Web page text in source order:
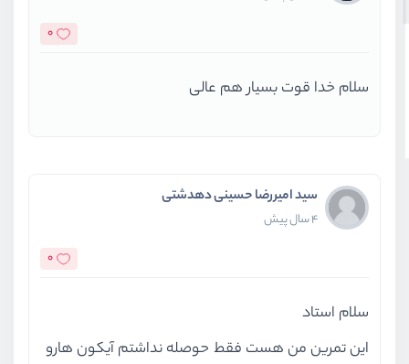
0
سلام خدا قوت بسیار هم عالی
سید امیررضا حسینی دهدشتی
4 سال پیش
0
سلام استاد
این تمرین من هست فقط حوصله نداشتم آیکون هارو